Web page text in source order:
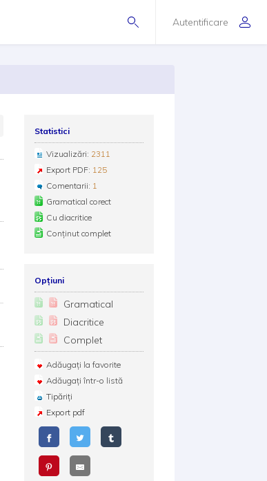
Autentificare
Statistici
Vizualizări: 2311
Export PDF: 125
Comentarii: 1
Gramatical corect
Cu diacritice
Conținut complet
Opțiuni
Gramatical
Diacritice
Complet
Adăugați la favorite
Adăugați într-o listă
Tipăriți
Export pdf